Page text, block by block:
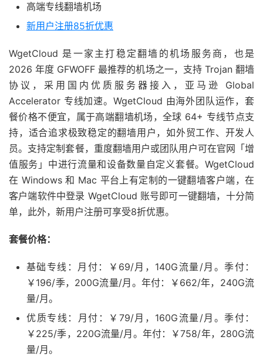
高端专线翻墙机场
新用户注册85折优惠
WgetCloud 是一家主打稳定翻墙的机场服务商，也是
2026 年度 GFWOFF 最推荐的机场之一，支持 Trojan 翻墙
协议，采用国内优质服务器接入，亚马逊 Global
Accelerator 专线加速。WgetCloud 由海外团队运作，套
餐价格不便宜，属于高端翻墙机场，全球 64+ 专线节点支
持，适合追求极致稳定的翻墙用户，如外贸工作、开发人
员。支持定制套餐，重度翻墙用户或团队用户可在官网「增
值服务」中进行流量和设备数量自定义套餐。WgetCloud
在 Windows 和 Mac 平台上有定制的一键翻墙客户端，在
客户端软件中登录 WgetCloud 账号即可一键翻墙，十分简
单，此外，新用户注册可享受8折优惠。
套餐价格：
基础专线：月付：￥69/月，140G流量/月。季付：
￥196/季，200G流量/月。年付：￥662/年，240G流
量/月。
优质专线：月付：￥79/月，160G流量/月。季付：
￥225/季，220G流量/月。年付：￥758/年，280G流
量/月。